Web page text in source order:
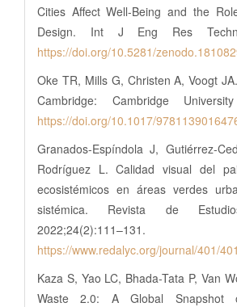
Cities Affect Well-Being and the
Design. Int J Eng Res
https://doi.org/10.5281/
Oke TR, Mills G, Christen A, Voogt
Cambridge: Cambridge
https://doi.org/10.1017/
Granados-Espíndola J, Gutiérrez-
Rodríguez L. Calidad visual del
ecosistémicos en áreas verdes
sistémica. Revista de
2022;24(2):111–131.
https://www.redalyc.org/journal/401/
Kaza S, Yao LC, Bhada-Tata P, Van
Waste 2.0: A Global Snapshot